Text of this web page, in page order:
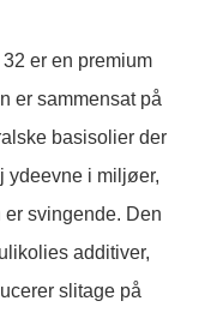
er en premium
er sammensat på
basisolier der
ydeevne i miljøer,
er svingende. Den
additiver,
slitage på